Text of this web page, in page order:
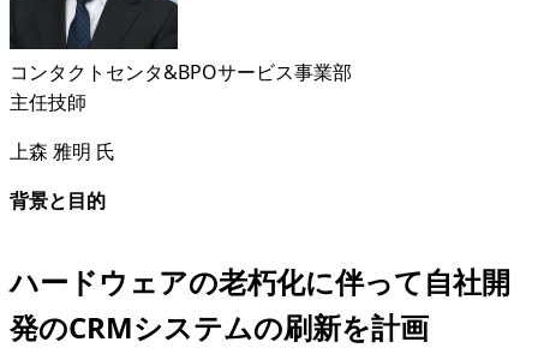
コンタクトセンタ&BPOサービス事業部
主任技師
上森 雅明 氏
背景と目的
ハードウェアの老朽化に伴って自社開
発のCRMシステムの刷新を計画